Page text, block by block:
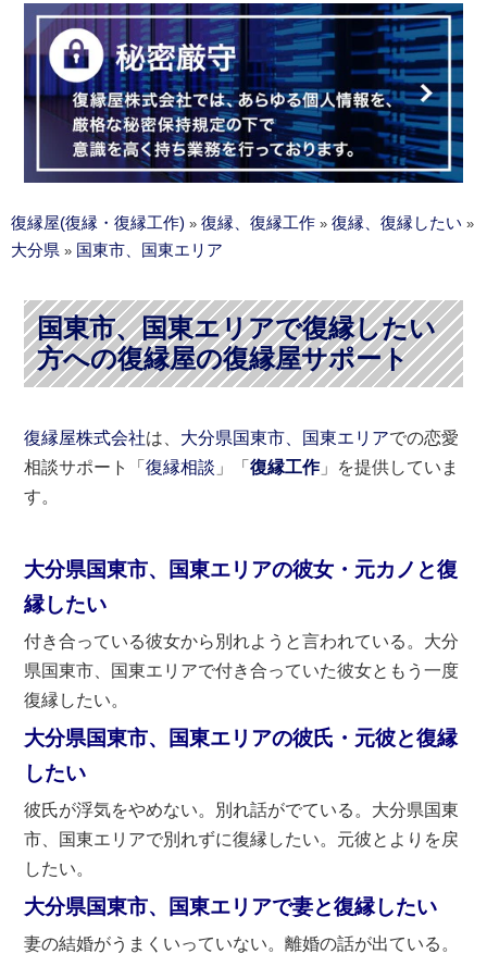
復縁屋(復縁・復縁工作) » 復縁、復縁工作 » 復縁、復縁したい »
大分県 » 国東市、国東エリア
国東市、国東エリアで復縁したい
方への復縁屋の復縁屋サポート
復縁屋株式会社は、 大分県国東市、国東エリアでの恋愛
相談サポート「復縁相談 」「復縁工作」を提供していま
す。
大分県国東市、国東エリアの彼女・元カノと復
縁したい
付き合っている彼女から別れようと言われている。大分
県国東市、国東エリアで付き合っていた彼女ともう一度
復縁したい。
大分県国東市、国東エリアの彼氏・元彼と復縁
したい
彼氏が浮気をやめない。別れ話がでている。大分県国東
市、国東エリアで別れずに復縁したい。元彼とよりを戻
したい。
大分県国東市、国東エリアで妻と復縁したい
妻の結婚がうまくいっていない。離婚の話が出ている。